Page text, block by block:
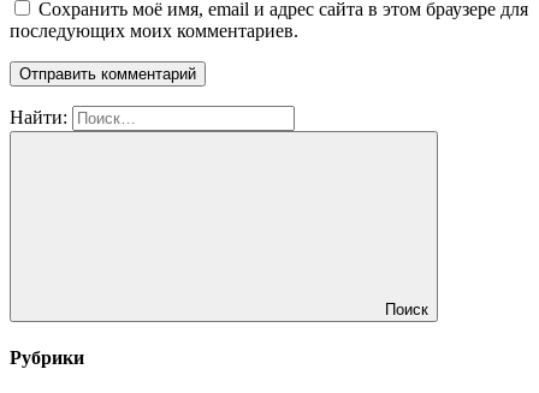
Сохранить моё имя, email и адрес сайта в этом браузере для
последующих моих комментариев.
Найти:
Поиск
Рубрики